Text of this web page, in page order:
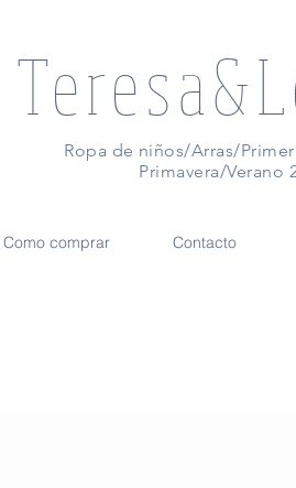
Ropa de niños/Arras/
Primavera/Verano
Como comprar Contacto